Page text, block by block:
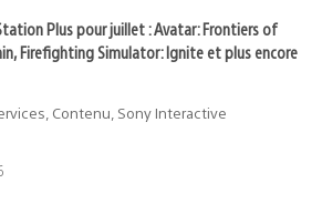
Plus pour juillet : Avatar: Frontiers of
Firefighting Simulator: Ignite et plus encore
Contenu, Sony Interactive